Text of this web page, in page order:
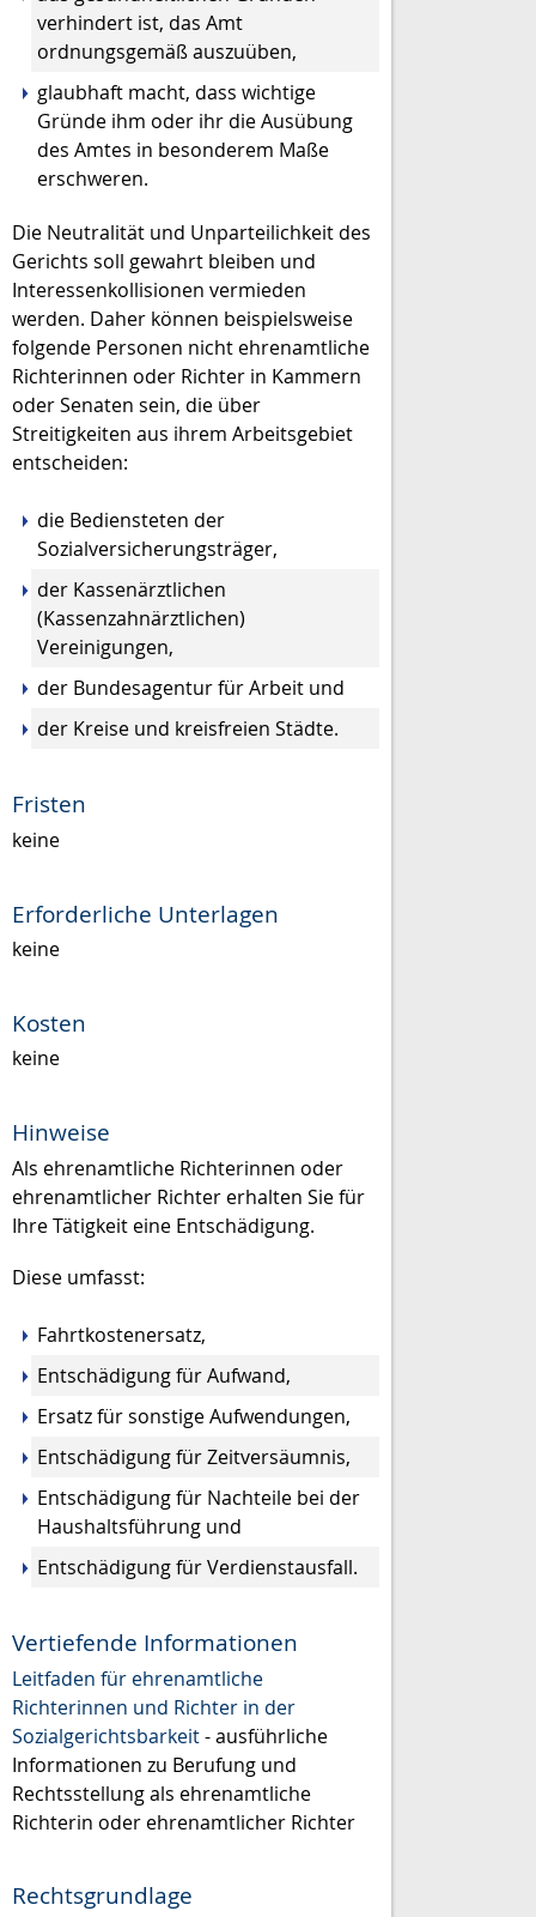
verhindert ist, das Amt
ordnungsgemäß auszuüben,
glaubhaft macht, dass wichtige
Gründe ihm oder ihr die Ausübung
des Amtes in besonderem Maße
erschweren.
Die Neutralität und Unparteilichkeit des
Gerichts soll gewahrt bleiben und
Interessenkollisionen vermieden
werden. Daher können beispielsweise
folgende Personen nicht ehrenamtliche
Richterinnen oder Richter in Kammern
oder Senaten sein, die über
Streitigkeiten aus ihrem Arbeitsgebiet
entscheiden:
die Bediensteten der
Sozialversicherungsträger,
der Kassenärztlichen
(Kassenzahnärztlichen)
Vereinigungen,
der Bundesagentur für Arbeit und
der Kreise und kreisfreien Städte.
Fristen
keine
Erforderliche Unterlagen
keine
Kosten
keine
Hinweise
Als ehrenamtliche Richterinnen oder
ehrenamtlicher Richter erhalten Sie für
Ihre Tätigkeit eine Entschädigung.
Diese umfasst:
Fahrtkostenersatz,
Entschädigung für Aufwand,
Ersatz für sonstige Aufwendungen,
Entschädigung für Zeitversäumnis,
Entschädigung für Nachteile bei der
Haushaltsführung und
Entschädigung für Verdienstausfall.
Vertiefende Informationen
Leitfaden für ehrenamtliche
Richterinnen und Richter in der
Sozialgerichtsbarkeit- ausführliche
Informationen zu Berufung und
Rechtsstellung als ehrenamtliche
Richterin oder ehrenamtlicher Richter
Rechtsgrundlage